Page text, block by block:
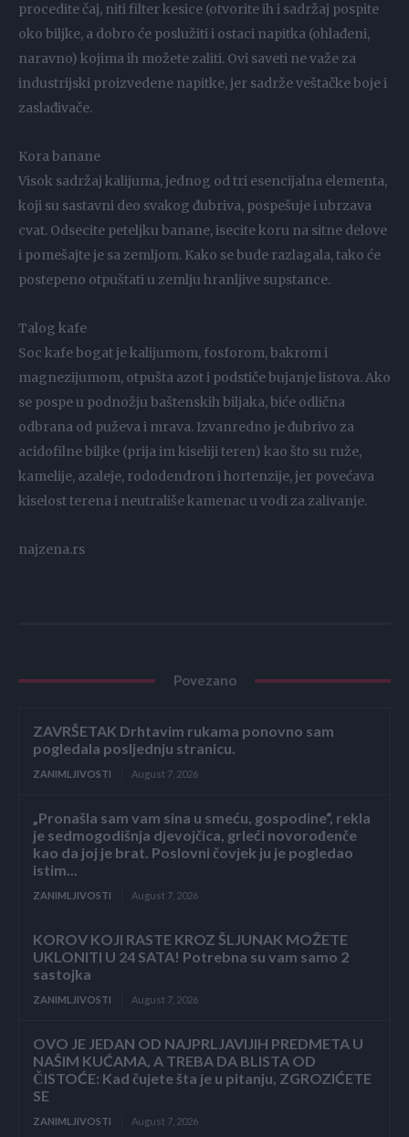
procedite čaj, niti filter kesice (otvorite ih i sadržaj pospite
oko biljke, a dobro će poslužiti i ostaci napitka (ohlađeni,
naravno) kojima ih možete zaliti. Ovi saveti ne važe za
industrijski proizvedene napitke, jer sadrže veštačke boje i
zaslađivače.
Kora banane
Visok sadržaj kalijuma, jednog od tri esencijalna elementa,
koji su sastavni deo svakog đubriva, pospešuje i ubrzava
cvat. Odsecite peteljku banane, isecite koru na sitne delove
i pomešajte je sa zemljom. Kako se bude razlagala, tako će
postepeno otpuštati u zemlju hranljive supstance.
Talog kafe
Soc kafe bogat je kalijumom, fosforom, bakrom i
magnezijumom, otpušta azot i podstiče bujanje listova. Ako
se pospe u podnožju baštenskih biljaka, biće odlična
odbrana od puževa i mrava. Izvanredno je đubrivo za
acidofilne biljke (prija im kiseliji teren) kao što su ruže,
kamelije, azaleje, rododendron i hortenzije, jer povećava
kiselost terena i neutrališe kamenac u vodi za zalivanje.
najzena.rs
Povezano
ZAVRŠETAK Drhtavim rukama ponovno sam
pogledala posljednju stranicu.
ZANIMLJIVOSTI August 7, 2026
„Pronašla sam vam sina u smeću, gospodine“, rekla
je sedmogodišnja djevojčica, grleći novorođenče
kao da joj je brat. Poslovni čovjek ju je pogledao
istim...
ZANIMLJIVOSTI August 7, 2026
KOROV KOJI RASTE KROZ ŠLJUNAK MOŽETE
UKLONITI U 24 SATA! Potrebna su vam samo 2
sastojka
ZANIMLJIVOSTI August 7, 2026
OVO JE JEDAN OD NAJPRLJAVIJIH PREDMETA U
NAŠIM KUĆAMA, A TREBA DA BLISTA OD
ČISTOĆE: Kad čujete šta je u pitanju, ZGROZIĆETE
SE
ZANIMLJIVOSTI August 7, 2026